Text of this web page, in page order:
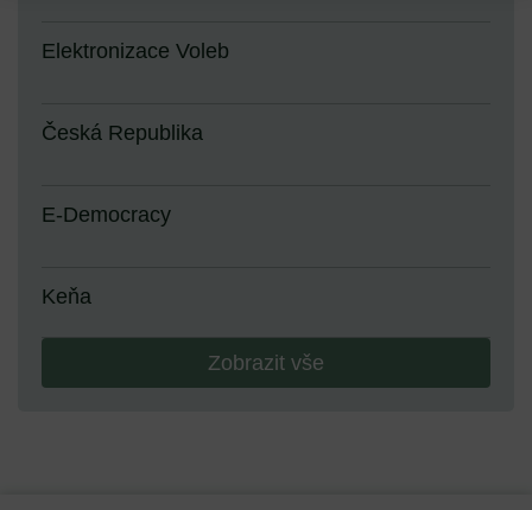
Elektronizace Voleb
Česká Republika
E-Democracy
Keňa
Zobrazit vše